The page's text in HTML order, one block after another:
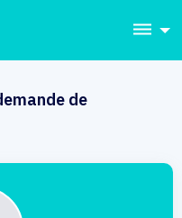
dehaze
de